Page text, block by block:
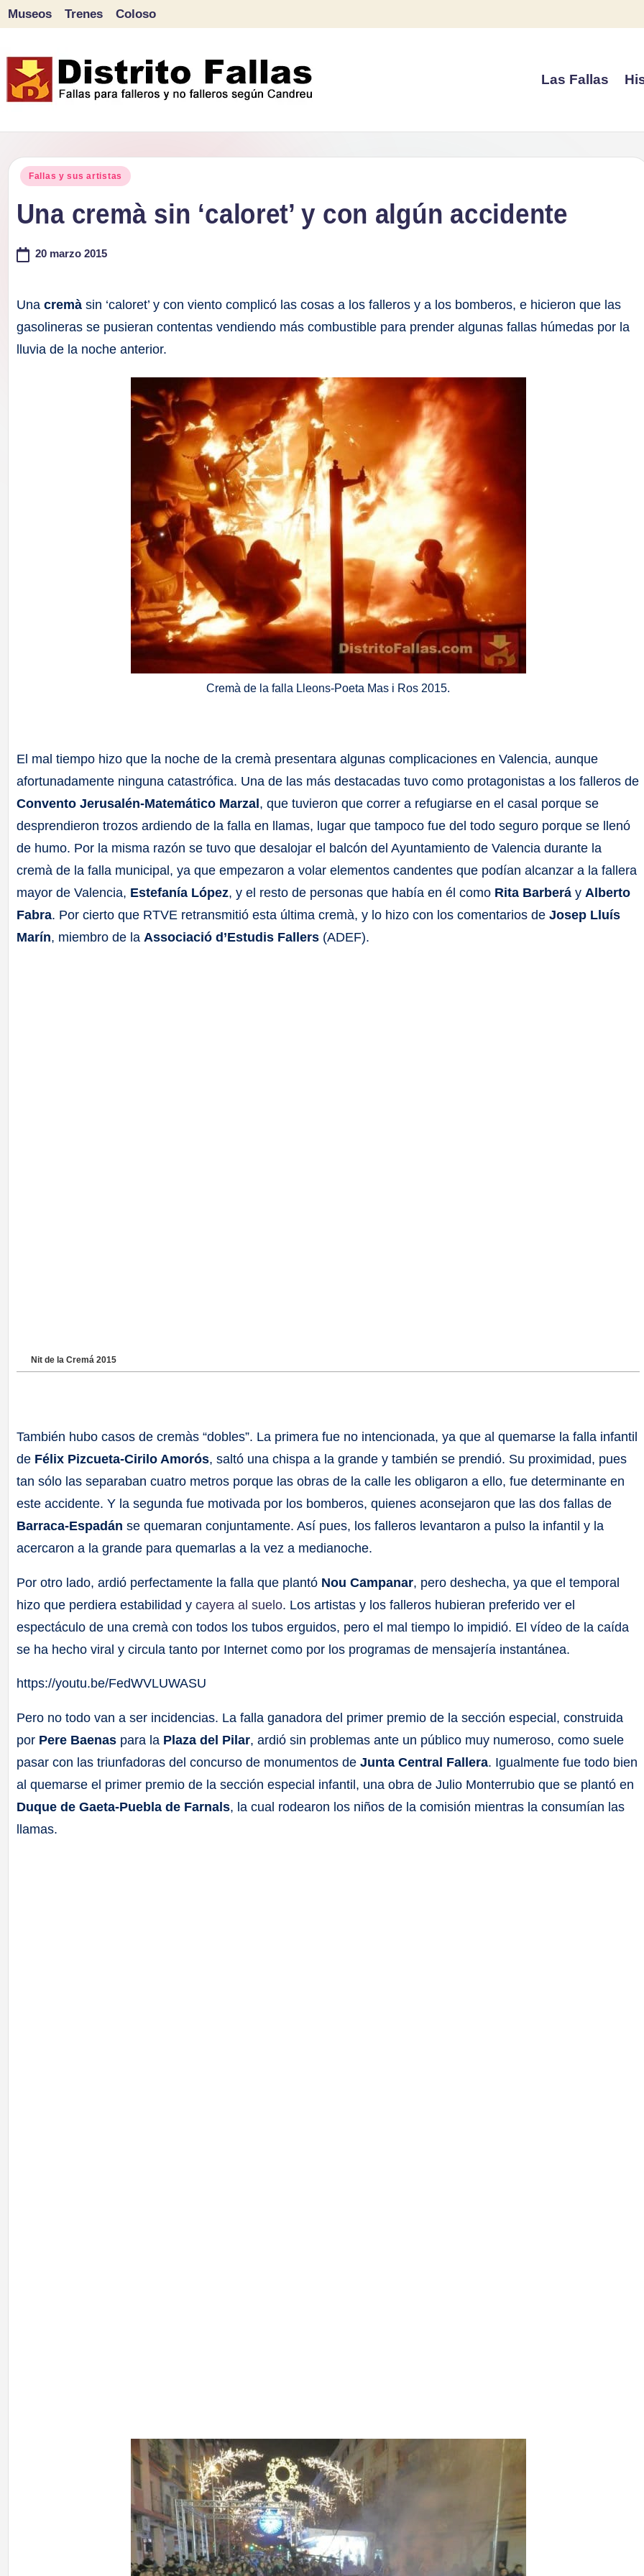
contenido
Museos Trenes Coloso
Las Fallas
Publicado
Fallas y sus artistas
Una cremà sin ‘caloret’ y con algún accidente
20 marzo 2015
Unacremà sin ‘caloret’ y con viento complicó las cosas a los falleros y a los bomberos, e hicieron que las
gasolineras se pusieran contentas vendiendo más combustible para prender algunas fallas húmedas por la
lluvia de la noche anterior.
Cremà de la falla Lleons-Poeta Mas i Ros 2015.
El mal tiempo hizo que la noche de la cremà presentara algunas complicaciones en Valencia, aunque
afortunadamente ninguna catastrófica. Una de las más destacadas tuvo como protagonistas a los falleros de
Convento Jerusalén-Matemático Marzal, que tuvieron que correr a refugiarse en el casal porque se
desprendieron trozos ardiendo de la falla en llamas, lugar que tampoco fue del todo seguro porque se llenó
de humo. Por la misma razón se tuvo que desalojar el balcón del Ayuntamiento de Valencia durante la
cremà de la falla municipal, ya que empezaron a volar elementos candentes que podían alcanzar a la fallera
mayor de Valencia, Estefanía López, y el resto de personas que había en él como Rita Barberá y Alberto
Fabra. Por cierto que RTVE retransmitió esta última cremà, y lo hizo con los comentarios deJosep Lluís
Marín, miembro de la Associació d’Estudis Fallers (ADEF).
Nit de la Cremá 2015
También hubo casos de cremàs “dobles”. La primera fue no intencionada, ya que al quemarse la falla infantil
de Félix Pizcueta-Cirilo Amorós, saltó una chispa a la grande y también se prendió. Su proximidad, pues
tan sólo las separaban cuatro metros porque las obras de la calle les obligaron a ello, fue determinante en
este accidente. Y la segunda fue motivada por los bomberos, quienes aconsejaron que las dos fallas de
Barraca-Espadán se quemaran conjuntamente. Así pues, los falleros levantaron a pulso la infantil y la
acercaron a la grande para quemarlas a la vez a medianoche.
Por otro lado, ardió perfectamente la falla que plantó Nou Campanar, pero deshecha, ya que el temporal
hizo que perdiera estabilidad ycayera al suelo. Los artistas y los falleros hubieran preferido ver el
espectáculo de una cremà con todos los tubos erguidos, pero el mal tiempo lo impidió. El vídeo de la caída
se ha hecho viral y circula tanto por Internet como por los programas de mensajería instantánea.
https://youtu.be/FedWVLUWASU
Pero no todo van a ser incidencias. La falla ganadora del primer premio de la sección especial, construida
por Pere Baenas para la Plaza del Pilar, ardió sin problemas ante un público muy numeroso, como suele
pasar con las triunfadoras del concurso de monumentos deJunta Central Fallera. Igualmente fue todo bien
al quemarse el primer premio de la sección especial infantil, una obra de Julio Monterrubio que se plantó en
Duque de Gaeta-Puebla de Farnals, la cual rodearon los niños de la comisión mientras la consumían las
llamas.